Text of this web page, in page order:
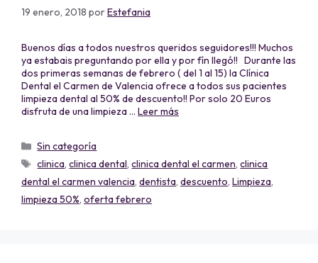
19 enero, 2018 porEstefania
Buenos días a todos nuestros queridos seguidores!!! Muchos
ya estabais preguntando por ella y por fín llegó!! Durante las
dos primeras semanas de febrero ( del 1 al 15) la Clínica
Dental el Carmen de Valencia ofrece a todos sus pacientes
limpieza dental al 50% de descuento!! Por solo 20 Euros
disfruta de una limpieza … Leer más
Sin categoría
clinica,clinica dental,clinica dental el carmen,clinica
dental el carmen valencia, dentista, descuento, Limpieza,
limpieza 50%, oferta febrero